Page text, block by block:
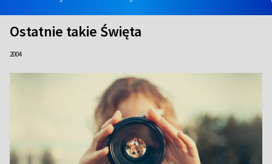
Ostatnie takie Święta
2004